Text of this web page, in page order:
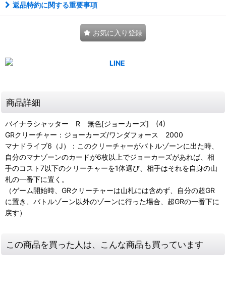
返品特約に関する重要事項
お気に入り登録
商品詳細
バイナラシャッター R 無色[ジョーカーズ] (4)
GRクリーチャー：ジョーカーズ/ワンダフォース 2000
マナドライブ6（J）：このクリーチャーがバトルゾーンに出た時、
自分のマナゾーンのカードが6枚以上でジョーカーズがあれば、相
手のコスト7以下のクリーチャーを1体選び、相手はそれを自身の山
札の一番下に置く。
（ゲーム開始時、GRクリーチャーは山札には含めず、自分の超GR
に置き、バトルゾーン以外のゾーンに行った場合、超GRの一番下に
戻す）
この商品を買った人は、こんな商品も買っています